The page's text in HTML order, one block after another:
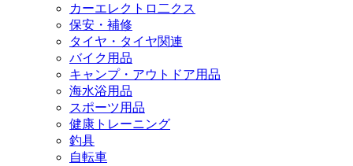
カーエレクトロ二クス
保安・補修
タイヤ・タイヤ関連
バイク用品
キャンプ・アウトドア用品
海水浴用品
スポーツ用品
健康トレーニング
釣具
自転車